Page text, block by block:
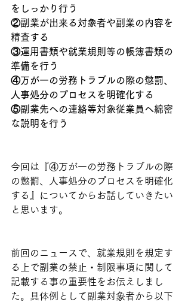
をしっかり行う
②副業が出来る対象者や副業の内容を
精査する
③運用書類や就業規則等の帳簿書類の
準備を行う
④万が一の労務トラブルの際の懲罰、
人事処分のプロセスを明確化する
⑤副業先への連絡等対象従業員へ綿密
な説明を行う
今回は『④万が一の労務トラブルの際
の懲罰、人事処分のプロセスを明確化
する』についてからお話していきたい
と思います。
前回のニュースで、就業規則を規定す
る上で副業の禁止・制限事項に関して
記載する事の重要性をお伝えしまし
た。具体例として副業対象者から以下